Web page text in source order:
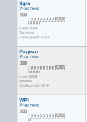
tigra
Участник
с ноя 2004
Tashkent
Сообщений: 2580
Радиал
Участник
с сен 2005
Москва
Сообщений: 2649
WPI
Участник